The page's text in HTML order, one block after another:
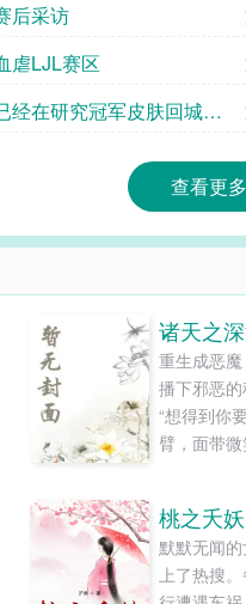
后采访
虐LJL赛区
经在研究冠军皮肤回城动
查看更
诸天之
重生成恶
播下邪恶的
“想得到你
臂，面带微
故事。书
欢迎加入
临》作者
桃之夭妖
默默无闻
上了热搜